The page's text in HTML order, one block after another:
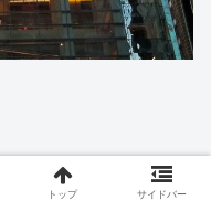
トップ サイドバー